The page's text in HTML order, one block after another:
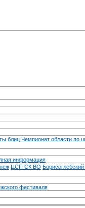
блиц Чемпионат области по
информация
ЦСП СК ВО
фестиваля